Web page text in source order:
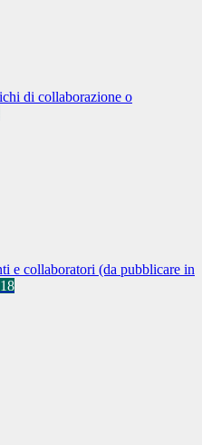
di collaborazione o
e collaboratori (da pubblicare in